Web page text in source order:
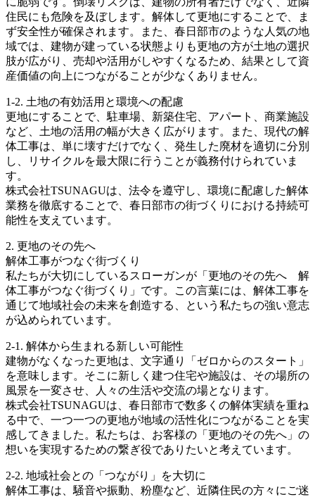
住民にも危険を及ぼします。解体して更地にすることで、ま
ず安全性が確保されます。また、春日部市のような人気の地
域では、建物が建っている状態よりも更地の方が土地の選択
肢が広がり、売却や活用がしやすくなるため、結果として資
産価値の向上につながることが少なくありません。
1-2. 土地の有効活用と環境への配慮
更地にすることで、駐車場、新築住宅、アパート、商業施設
など、土地の活用の幅が大きく広がります。また、現代の解
体工事は、単に壊すだけでなく、発生した廃材を適切に分別
し、リサイクルを最大限に行うことが義務付けられていま
す。
株式会社TSUNAGUは、法令を遵守し、環境に配慮した解体
業務を徹底することで、春日部市の街づくりにおける持続可
能性を支えています。
2. 更地のその先へ
解体工事がつなぐ街づくり
私たちが大切にしているスローガンが「更地のその先へ 解
体工事がつなぐ街づくり」です。この言葉には、解体工事を
通じて地域社会の未来を創造する、という私たちの強い意志
が込められています。
2-1. 解体から生まれる新しい可能性
建物がなくなった更地は、文字通り「ゼロからのスタート」
を意味します。そこに新しく建つ住宅や施設は、その場所の
風景を一変させ、人々の生活や交流の場となります。
株式会社TSUNAGUは、春日部市で数多くの解体実績を重ね
る中で、一つ一つの更地が地域の活性化につながることを実
感してきました。私たちは、お客様の「更地のその先へ」の
想いを実現するための繋ぎ役でありたいと考えています。
2-2. 地域社会との「つながり」を大切に
解体工事は、騒音や振動、粉塵など、近隣住民の方々にご迷